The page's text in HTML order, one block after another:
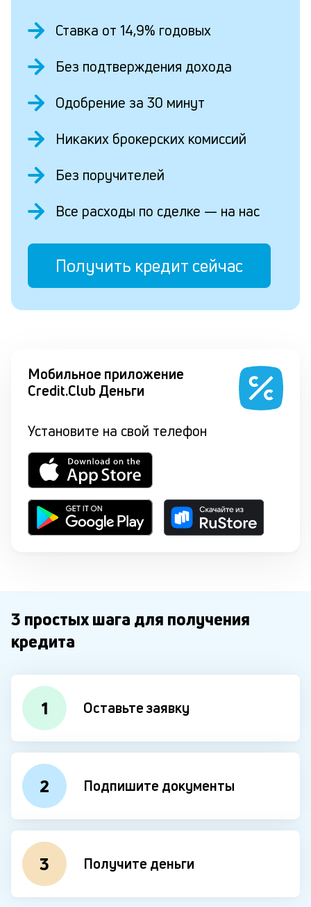
Ставка от 14,9% годовых
Без подтверждения дохода
Одобрение за 30 минут
Никаких брокерских комиссий
Без поручителей
Все расходы по сделке — на нас
Получить кредит сейчас
Мобильное приложение
Credit.Club Деньги
Установите на свой телефон
3 простых шага для получения
кредита
1 Оставьте заявку
2 Подпишите документы
3 Получите деньги